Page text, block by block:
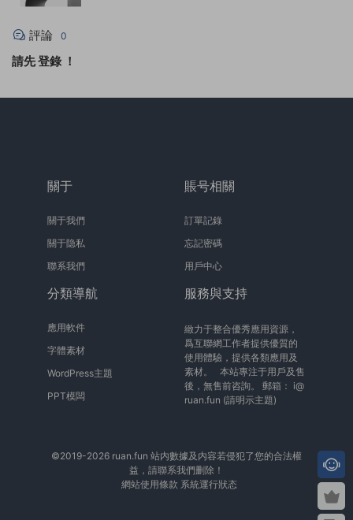
評論 0
請先登錄 ！
關于
關于我們
關于隐私
聯系我們
賬号相關
訂單記錄
忘記密碼
用戶中心
分類導航
應用軟件
字體素材
WordPress主題
PPT模闆
服務與支持
緻力于整合優秀應用資源，
爲互聯網工作者提供優質的
使用體驗，提供各類應用及
素材。 本站專注于用戶及售
後，無售前咨詢。 郵箱： i@
ruan.fun (請明示主題)
©2019-2026 ruan.fun 站内數據及内容若侵犯了您的合法權
益，請聯系我們删除！
網站使用條款 系統運行狀态